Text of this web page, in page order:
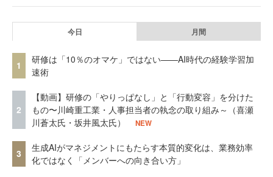
今日 月間
1
研修は「10％のオマケ」ではない——AI時代の経験学習加
速術
2
【動画】研修の「やりっぱなし」と「行動変容」を分けた
もの〜川崎重工業・人事担当者の執念の取り組み～（喜瀬
川蒼太氏・坂井風太氏）
NEW
3
生成AIがマネジメントにもたらす本質的変化は、業務効率
化ではなく「メンバーへの向き合い方」